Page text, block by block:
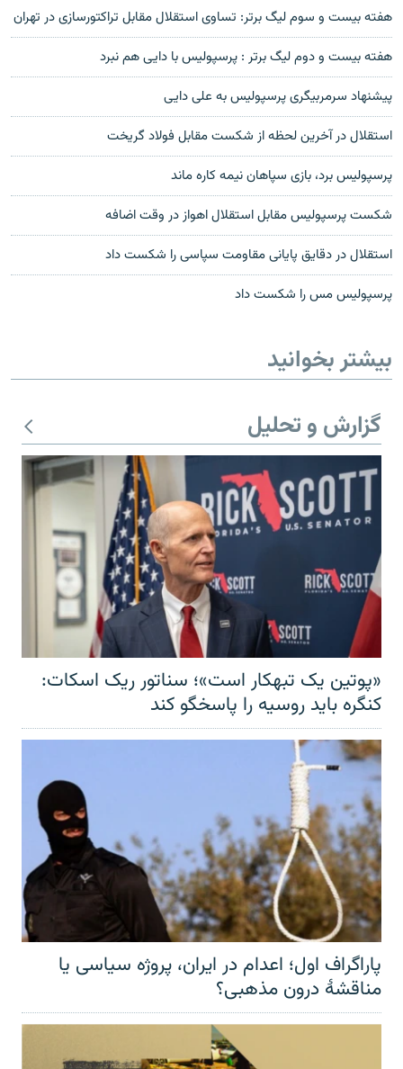
هفته بيست و سوم ليگ برتر: تساوی استقلال مقابل تراکتورسازی در تهران
هفته بيست و دوم ليگ برتر : پرسپوليس با دايی هم نبرد
پيشنهاد سرمربيگری پرسپوليس به علی دايی
استقلال در آخرين لحظه از شکست مقابل فولاد گريخت
پرسپوليس برد، بازی سپاهان نيمه کاره ماند
شکست پرسپولیس مقابل استقلال اهواز در وقت اضافه
استقلال در دقايق پايانی مقاومت سپاسی را شکست داد
پرسپوليس مس را شکست داد
بیشتر بخوانید
گزارش و تحلیل
«پوتین یک تبهکار است»؛ سناتور ریک اسکات:
کنگره باید روسیه را پاسخگو کند
پاراگراف اول؛ اعدام در ایران، پروژه سیاسی یا
مناقشهٔ درون مذهبی؟